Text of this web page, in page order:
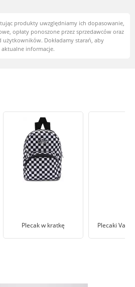
produkty uwzględniamy ich dopasowanie,
opłaty ponoszone przez sprzedawców oraz
Dokładamy starań, aby
informacje.
Plecak w kratkę Plecaki Vans